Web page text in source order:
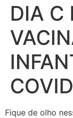
DIA C
Fique de olho